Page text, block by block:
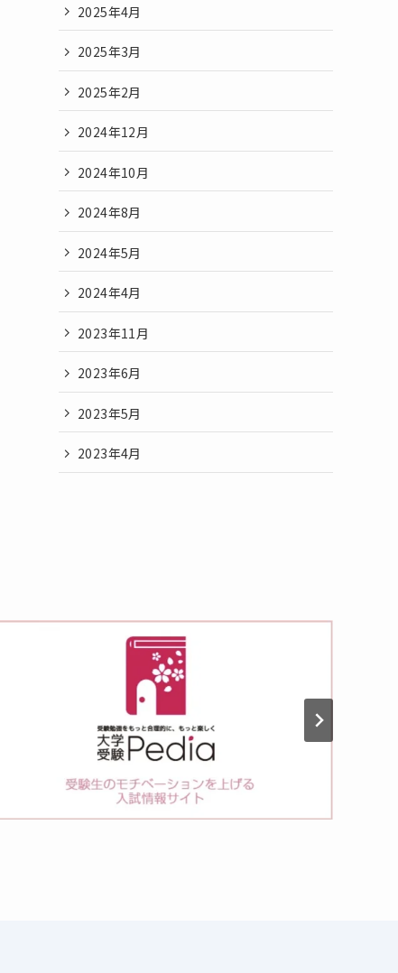
2025年4月
2025年3月
2025年2月
2024年12月
2024年10月
2024年8月
2024年5月
2024年4月
2023年11月
2023年6月
2023年5月
2023年4月